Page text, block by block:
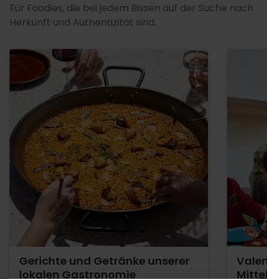
Für Foodies, die bei jedem Bissen auf der Suche nach
Herkunft und Authentizität sind.
Gerichte und Getränke unserer
lokalen Gastronomie